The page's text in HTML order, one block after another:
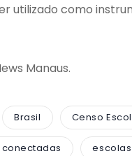
utilizado como
Manaus.
Brasil Censo